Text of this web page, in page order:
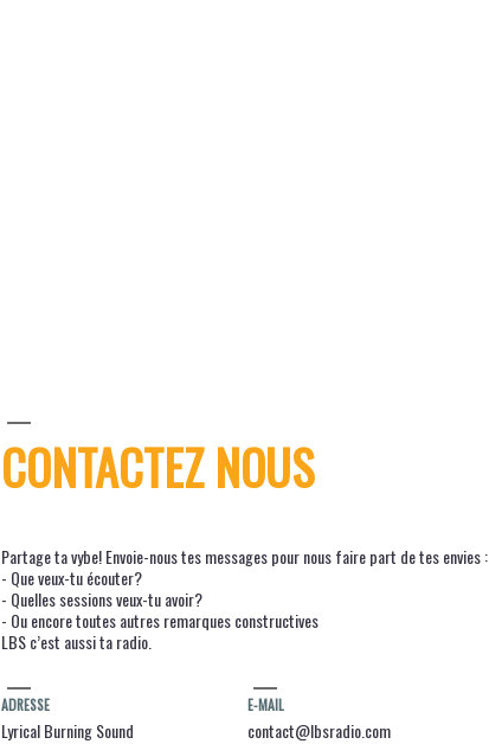
I
C
L
CONTACTEZ NOUS
Partage ta vybe! Envoie-nous tes messages pour nous faire part de tes envies :
- Que veux-tu écouter?
- Quelles sessions veux-tu avoir?
- Ou encore toutes autres remarques constructives
LBS c’est aussi ta radio.
ADRESSE
Lyrical Burning Sound
E-MAIL
contact@lbsradio.com